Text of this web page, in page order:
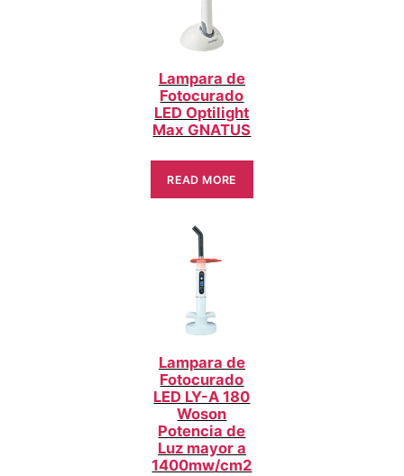
Lampara de
Fotocurado
LED Optilight
Max GNATUS
READ MORE
Lampara de
Fotocurado
LED LY-A 180
Woson
Potencia de
Luz mayor a
1400mw/cm2